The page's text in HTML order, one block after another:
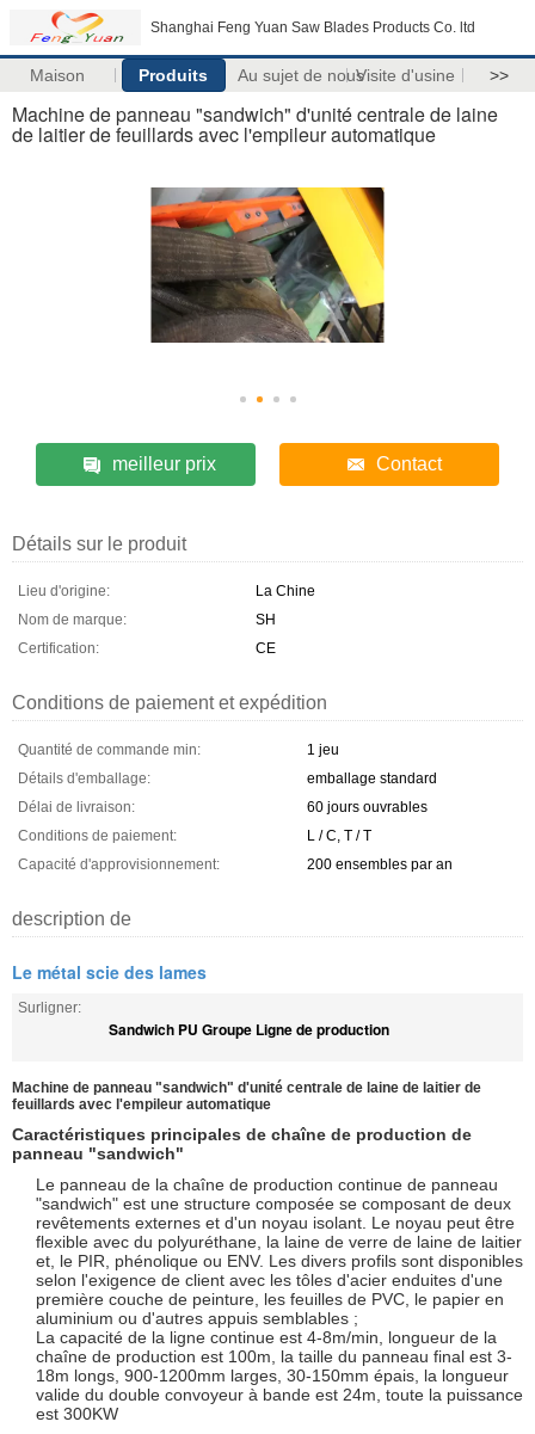
Shanghai Feng Yuan Saw Blades Products Co. ltd
Maison Produits Au sujet de nousVisite d'usine >>
Machine de panneau "sandwich" d'unité centrale de laine
de laitier de feuillards avec l'empileur automatique
meilleur prix Contact
Détails sur le produit
Lieu d'origine:
La Chine
Nom de marque:
SH
Certification:
CE
Conditions de paiement et expédition
Quantité de commande min:
1 jeu
Détails d'emballage:
emballage standard
Délai de livraison:
60 jours ouvrables
Conditions de paiement:
L / C, T / T
Capacité d'approvisionnement:
200 ensembles par an
description de
Le métal scie des lames
Surligner:
Sandwich PU Groupe Ligne de production
Machine de panneau "sandwich" d'unité centrale de laine de laitier de
feuillards avec l'empileur automatique
Caractéristiques principales de chaîne de production de
panneau "sandwich"
Le panneau de la chaîne de production continue de panneau
"sandwich" est une structure composée se composant de deux
revêtements externes et d'un noyau isolant. Le noyau peut être
flexible avec du polyuréthane, la laine de verre de laine de laitier
et, le PIR, phénolique ou ENV. Les divers profils sont disponibles
selon l'exigence de client avec les tôles d'acier enduites d'une
première couche de peinture, les feuilles de PVC, le papier en
aluminium ou d'autres appuis semblables ;
La capacité de la ligne continue est 4-8m/min, longueur de la
chaîne de production est 100m, la taille du panneau final est 3-
18m longs, 900-1200mm larges, 30-150mm épais, la longueur
valide du double convoyeur à bande est 24m, toute la puissance
est 300KW